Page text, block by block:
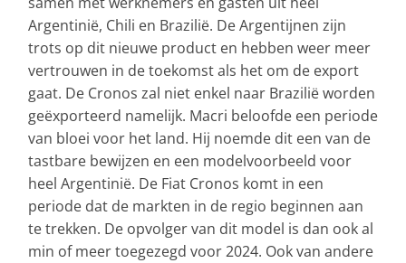
Argentinië, Chili en Brazilië. De Argentijnen zijn
trots op dit nieuwe product en hebben weer meer
vertrouwen in de toekomst als het om de export
gaat. De Cronos zal niet enkel naar Brazilië worden
geëxporteerd namelijk. Macri beloofde een periode
van bloei voor het land. Hij noemde dit een van de
tastbare bewijzen en een modelvoorbeeld voor
heel Argentinië. De Fiat Cronos komt in een
periode dat de markten in de regio beginnen aan
te trekken. De opvolger van dit model is dan ook al
min of meer toegezegd voor 2024. Ook van andere